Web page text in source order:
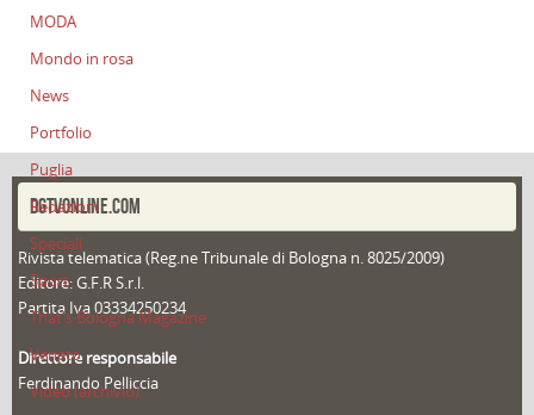
MODA
Mondo in rosa
News
Portfolio
Puglia
Redazioni
Speciali
Sport
That's Bologna Magazine
Veneto
Video (archivio)
DGTVONLINE.COM
Rivista telematica (Reg.ne Tribunale di Bologna n. 8025/2009)
Editore: G.F.R S.r.l.
Partita Iva 03334250234
Direttore responsabile
Ferdinando Pelliccia